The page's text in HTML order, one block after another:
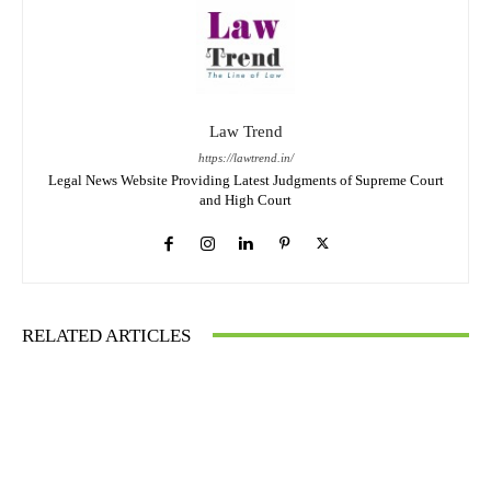
Law Trend
https://lawtrend.in/
Legal News Website Providing Latest Judgments of Supreme Court
and High Court
RELATED ARTICLES